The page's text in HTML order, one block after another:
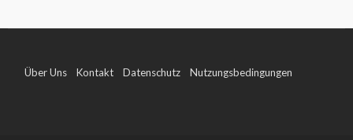
Über Uns Kontakt Datenschutz Nutzungsbedingungen